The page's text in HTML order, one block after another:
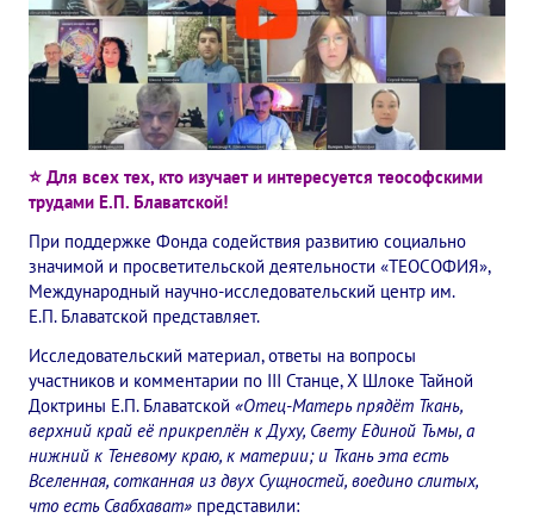
🌟 Детский проект «БЕЛЫЕ ЯГУАРЫ»
✔️ Заказать мероприятие
✔️ Заказать Семинар
✔️ Заказать книги/журналы
Международный научно-исследовательский Центр, им. Е.П.
Международное теософское издательство «Альбатрос»
Международный Теософский Конгресс
Международный художественный Конкурс, посвященный Елене
Международный поэтический Конкурс «Елене Петровне
⭐ Для всех тех, кто изучает и интересуется теософскими
трудами Е.П. Блаватской!
При поддержке Фонда содействия развитию социально
значимой и просветительской деятельности «ТЕОСОФИЯ»,
Международный научно-исследовательский центр им.
Е.П. Блаватской представляет.
Исследовательский материал, ответы на вопросы
участников и комментарии по III Станце, X Шлоке Тайной
Доктрины Е.П. Блаватской «Отец-Матерь прядёт Ткань,
верхний край её прикреплён к Духу, Свету Единой Тьмы, а
нижний к Теневому краю, к материи; и Ткань эта есть
Вселенная, сотканная из двух Сущностей, воедино слитых,
что есть Свабхават» представили: